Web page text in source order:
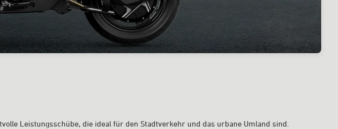
Leistungsschübe, die ideal für den Stadtverkehr und das urbane Umland sind.